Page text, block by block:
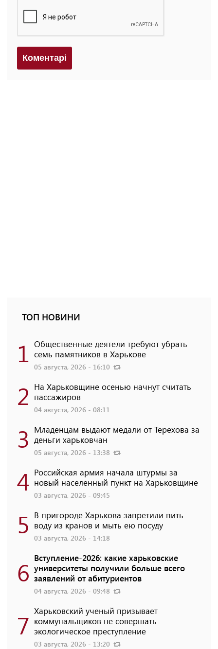
Коментарi
ТОП НОВИНИ
1 Общественные деятели требуют убрать
семь памятников в Харькове
05 августа, 2026 - 16:10
2 На Харьковщине осенью начнут считать
пассажиров
04 августа, 2026 - 08:11
3 Младенцам выдают медали от Терехова за
деньги харьковчан
05 августа, 2026 - 13:38
4 Российская армия начала штурмы за
новый населенный пункт на Харьковщине
03 августа, 2026 - 09:45
5 В пригороде Харькова запретили пить
воду из кранов и мыть ею посуду
03 августа, 2026 - 14:18
6 Вступление-2026: какие харьковские
университеты получили больше всего
заявлений от абитуриентов
04 августа, 2026 - 09:48
7 Харьковский ученый призывает
коммунальщиков не совершать
экологическое преступление
03 августа, 2026 - 13:20